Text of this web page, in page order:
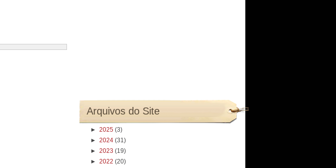
Arquivos do Site
► 2025 (3)
► 2024 (31)
► 2023 (19)
► 2022 (20)